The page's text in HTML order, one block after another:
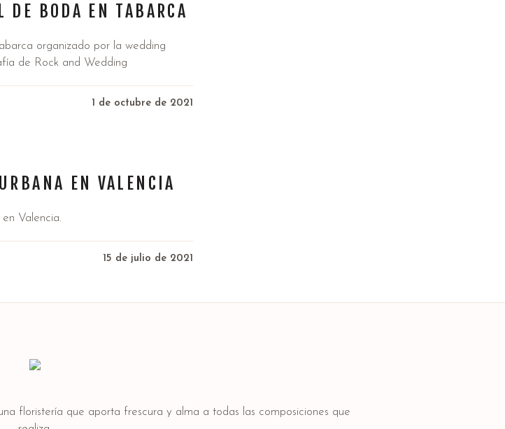
DE BODA EN TABARCA
organizado por la wedding
de Rock and Wedding
1 de octubre de 2021
EN VALENCIA
Valencia.
15 de julio de 2021
floristería que aporta frescura y alma a todas las composiciones que